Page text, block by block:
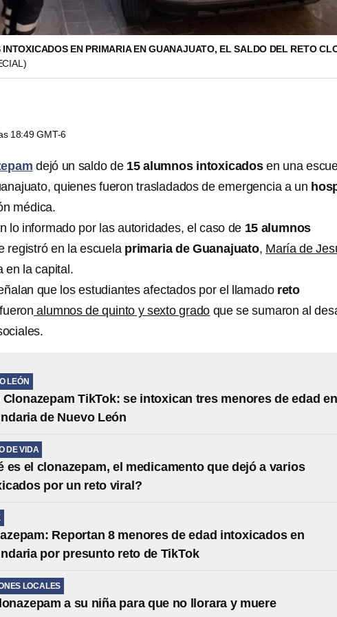
INTOXICADOS EN PRIMARIA EN GUANAJUATO, EL SALDO DEL RETO
18:49 GMT-6
dejó un saldo de 15 alumnos intoxicadosen una
quienes fueron trasladados de emergencia a un
médica.
lo informado por las autoridades, el caso de 15 alumnos
registró en la escuela primaria de Guanajuato, María de
en la capital.
que los estudiantes afectados por el llamado reto
alumnos de quinto y sexto grado que se sumaron al
LEÓN
Clonazepam TikTok: se intoxican tres menores de edad en
de Nuevo León
DE VIDA
es el clonazepam, el medicamento que dejó a varios
por un reto viral?
Reportan 8 menores de edad intoxicados en
por presunto reto de TikTok
LOCALES
a su niña para que no llorara y muere